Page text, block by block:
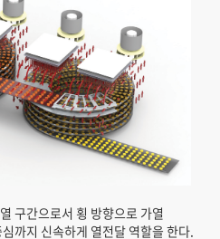
구간으로서 횡 방향으로 가열
까지 신속하게 열전달 역할을 한다.